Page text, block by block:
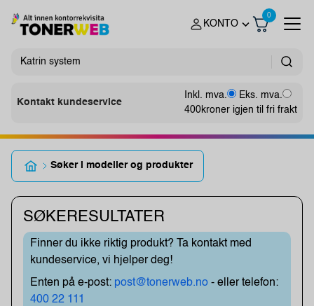
KONTO
0
Kontakt kundeservice
Inkl. mva.
Eks. mva.
400kroner igjen til fri frakt
Søker i modeller og produkter
SØKERESULTATER
Finner du ikke riktig produkt? Ta kontakt med
kundeservice, vi hjelper deg!
Enten på e-post: post@tonerweb.no - eller telefon:
400 22 111